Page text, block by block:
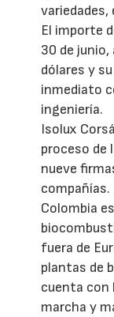
variedades,
El importe
30 de junio,
dólares y
inmediato
ingeniería.
Isolux
proceso de
nueve
compañías.
Colombia
fuera de
plantas de
cuenta con
marcha y